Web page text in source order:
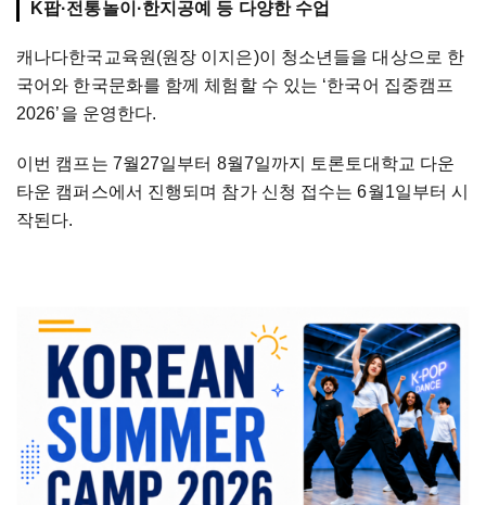
K팝·전통놀이·한지공예 등 다양한 수업
캐나다한국교육원(원장 이지은)이 청소년들을 대상으로 한
국어와 한국문화를 함께 체험할 수 있는 ‘한국어 집중캠프
2026’을 운영한다.
이번 캠프는 7월27일부터 8월7일까지 토론토대학교 다운
타운 캠퍼스에서 진행되며 참가 신청 접수는 6월1일부터 시
작된다.